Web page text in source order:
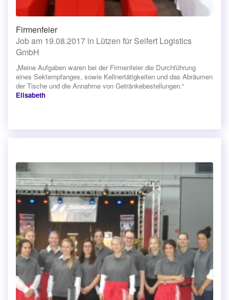
Firmenfeier
Job am 19.08.2017 in Lützen für Seifert Logistics
GmbH
„Meine Aufgaben waren bei der Firmenfeier die Durchführung
eines Sektempfanges, sowie Kellnertätigkeiten und das Abräumen
der Tische und die Annahme von Getränkebestellungen.“
Elisabeth